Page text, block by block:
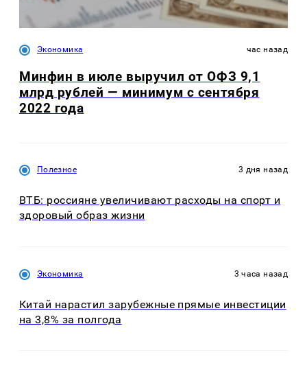
Экономика час назад
Минфин в июле выручил от ОФЗ 9,1
млрд рублей — минимум с сентября
2022 года
Полезное 3 дня назад
ВТБ: россияне увеличивают расходы на спорт и
здоровый образ жизни
Экономика 3 часа назад
Китай нарастил зарубежные прямые инвестиции
на 3,8% за полгода